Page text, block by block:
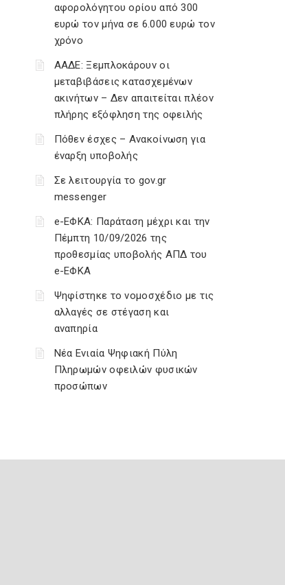
αφορολόγητου ορίου από 300
ευρώ τον μήνα σε 6.000 ευρώ τον
χρόνο
ΑΑΔΕ: Ξεμπλοκάρουν οι
μεταβιβάσεις κατασχεμένων
ακινήτων – Δεν απαιτείται πλέον
πλήρης εξόφληση της οφειλής
Πόθεν έσχες – Ανακοίνωση για
έναρξη υποβολής
Σε λειτουργία το gov.gr
messenger
e-ΕΦΚΑ: Παράταση μέχρι και την
Πέμπτη 10/09/2026 της
προθεσμίας υποβολής ΑΠΔ του
e-ΕΦΚΑ
Ψηφίστηκε το νομοσχέδιο με τις
αλλαγές σε στέγαση και
αναπηρία
Νέα Ενιαία Ψηφιακή Πύλη
Πληρωμών οφειλών φυσικών
προσώπων